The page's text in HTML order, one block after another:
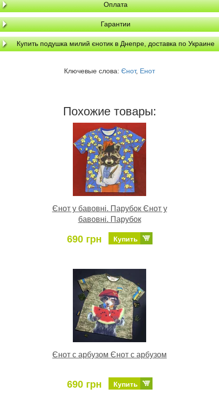
Оплата
Гарантии
Купить подушка милий єнотик в Днепре, доставка по Украине
Ключевые слова: Єнот, Енот
Похожие товары:
Єнот у бавовні. Парубок Єнот у
бавовні. Парубок
690 грн Купить
Єнот с арбузом Єнот с арбузом
690 грн Купить